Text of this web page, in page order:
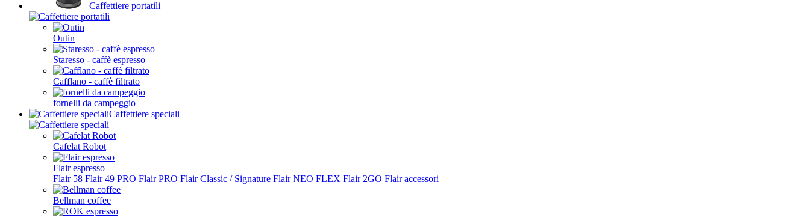
Caffettiere portatili
Outin
Staresso - caffè espresso
Cafflano - caffè filtrato
fornelli da campeggio
Caffettiere speciali
Cafelat Robot
Flair espresso
Flair 58 Flair 49 PRO Flair PRO Flair Classic / Signature Flair NEO FLEX Flair 2GO Flair accessori
Bellman coffee